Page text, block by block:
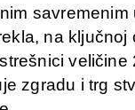
savremenim
na ključnoj
veličine
zgradu i trg